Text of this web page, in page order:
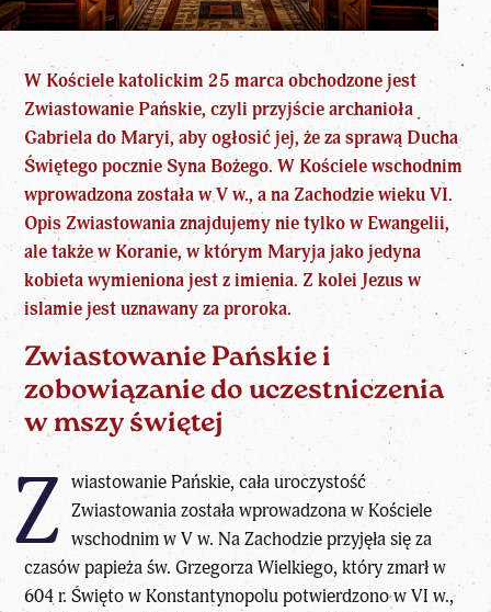
W Kościele katolickim 25 marca obchodzone jest
Zwiastowanie Pańskie, czyli przyjście archanioła
Gabriela do Maryi, aby ogłosić jej, że za sprawą Ducha
Świętego pocznie Syna Bożego. W Kościele wschodnim
wprowadzona została w V w., a na Zachodzie wieku VI.
Opis Zwiastowania znajdujemy nie tylko w Ewangelii,
ale także w Koranie, w którym Maryja jako jedyna
kobieta wymieniona jest z imienia. Z kolei Jezus w
islamie jest uznawany za proroka.
Zwiastowanie Pańskie i
zobowiązanie do uczestniczenia
w mszy świętej
Z wiastowanie Pańskie, cała uroczystość
Zwiastowania została wprowadzona w Kościele
wschodnim w V w. Na Zachodzie przyjęła się za
czasów papieża św. Grzegorza Wielkiego, który zmarł w
604 r. Święto w Konstantynopolu potwierdzono w VI w.,